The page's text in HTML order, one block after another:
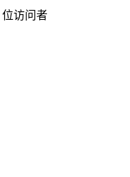
位访问者